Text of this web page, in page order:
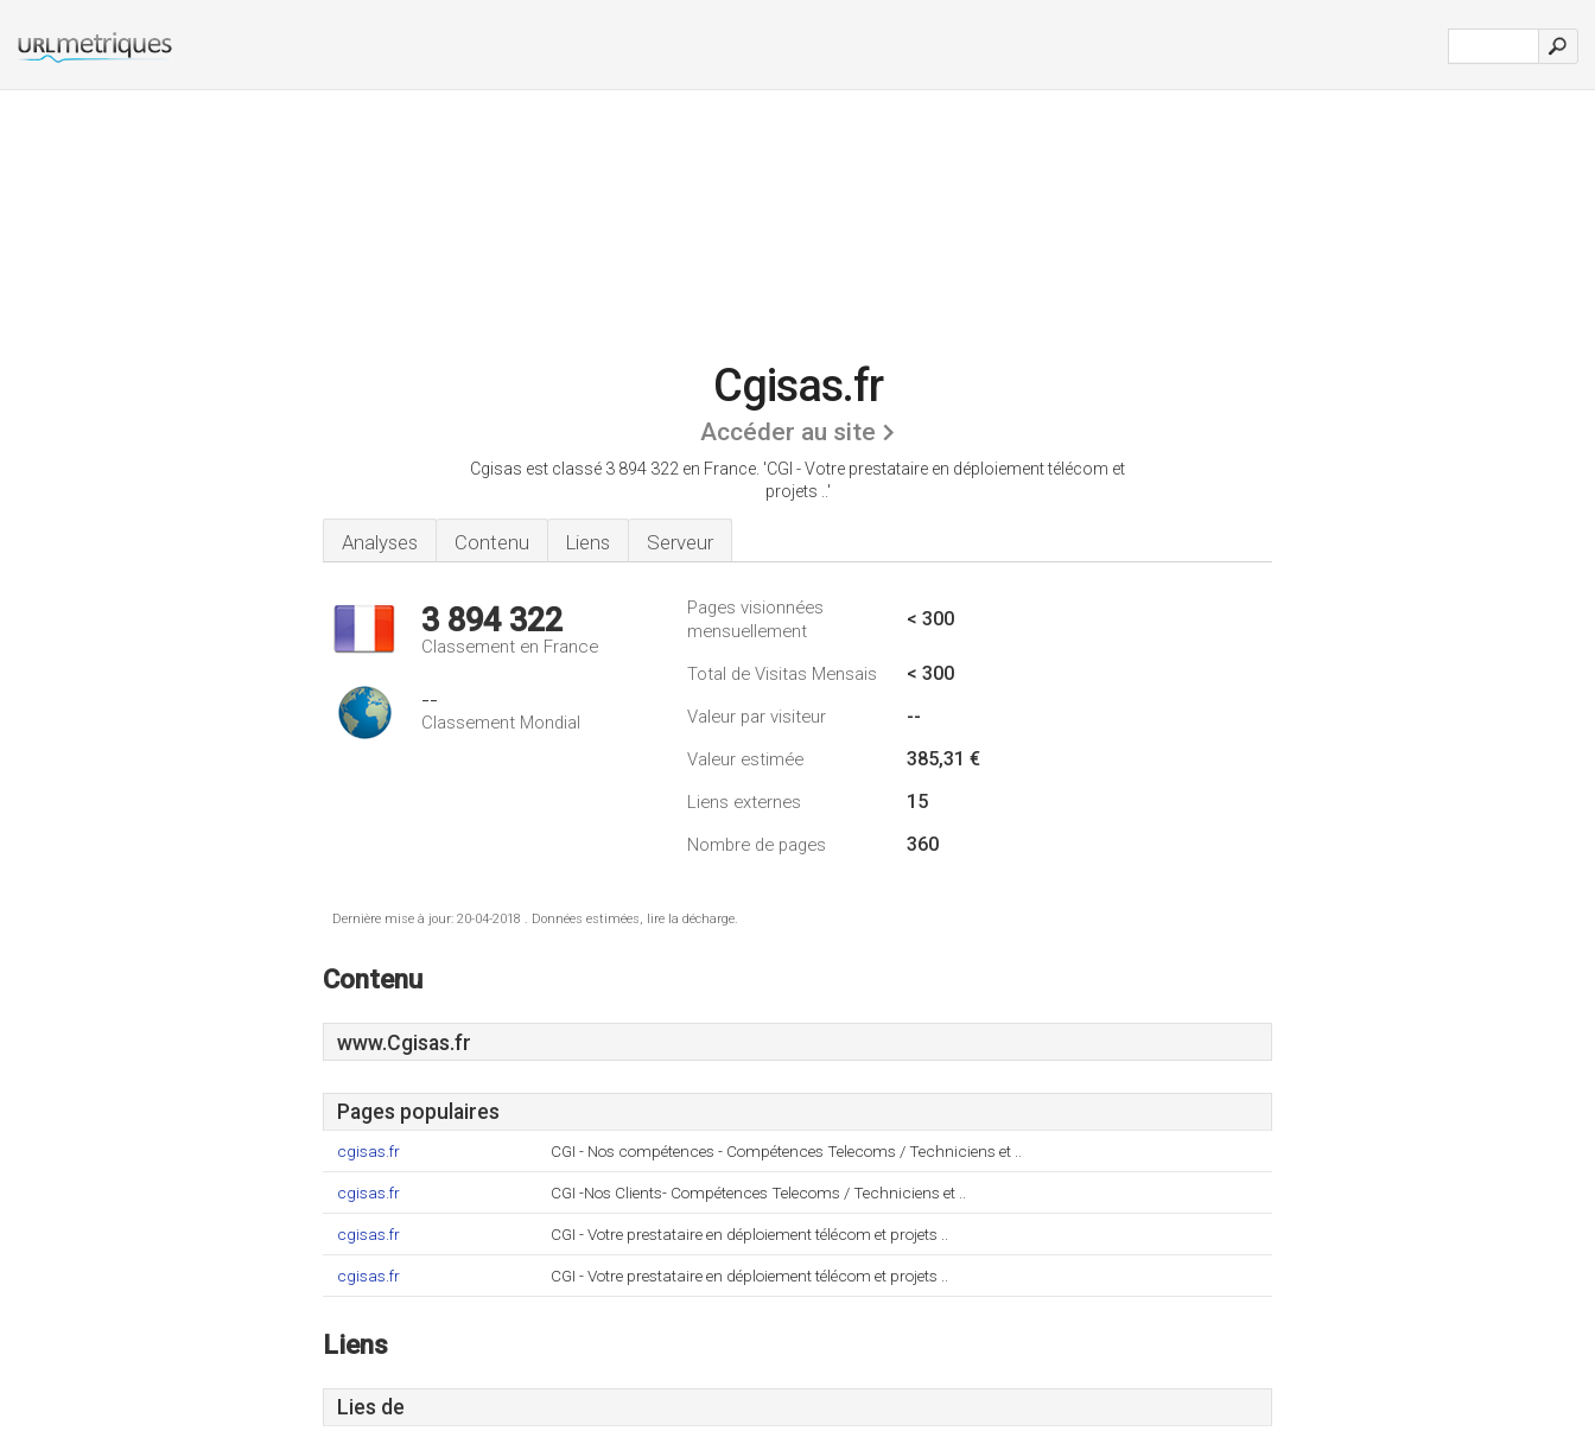
Cgisas.fr
Accéder au site
Cgisas est classé 3 894 322 en France. 'CGI - Votre prestataire en déploiement télécom et
projets ..'
Analyses Contenu Liens Serveur
3 894 322
Classement en France
--
Classement Mondial
Pages visionnées
mensuellement
< 300
Total de Visitas Mensais < 300
Valeur par visiteur --
Valeur estimée 385,31 €
Liens externes 15
Nombre de pages 360
Dernière mise à jour: 20-04-2018 . Données estimées, lire la décharge.
Contenu
www.Cgisas.fr
Pages populaires
cgisas.fr CGI - Nos compétences - Compétences Telecoms / Techniciens et ..
cgisas.fr CGI -Nos Clients- Compétences Telecoms / Techniciens et ..
cgisas.fr CGI - Votre prestataire en déploiement télécom et projets ..
cgisas.fr CGI - Votre prestataire en déploiement télécom et projets ..
Liens
Lies de